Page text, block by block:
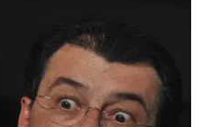
de pensão vitalícia de R$
…